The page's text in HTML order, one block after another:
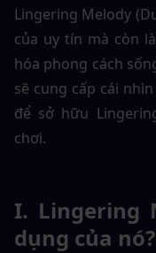
Lingering Melody
của uy tín mà còn
hóa phong cách
sẽ cung cấp cái
để sở hữu
chơi.
I. Lingering
dụng của nó?